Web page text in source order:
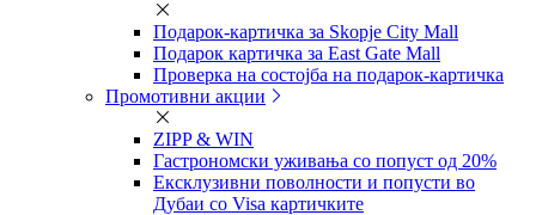
Подарок-картичка за Skopje City Mall
Подарок картичка за East Gate Mall
Проверка на состојба на подарок-картичка
Промотивни акции
ZIPP & WIN
Гастрономски уживања со попуст од 20%
Eксклузивни поволности и попусти во
Дубаи со Visa картичките